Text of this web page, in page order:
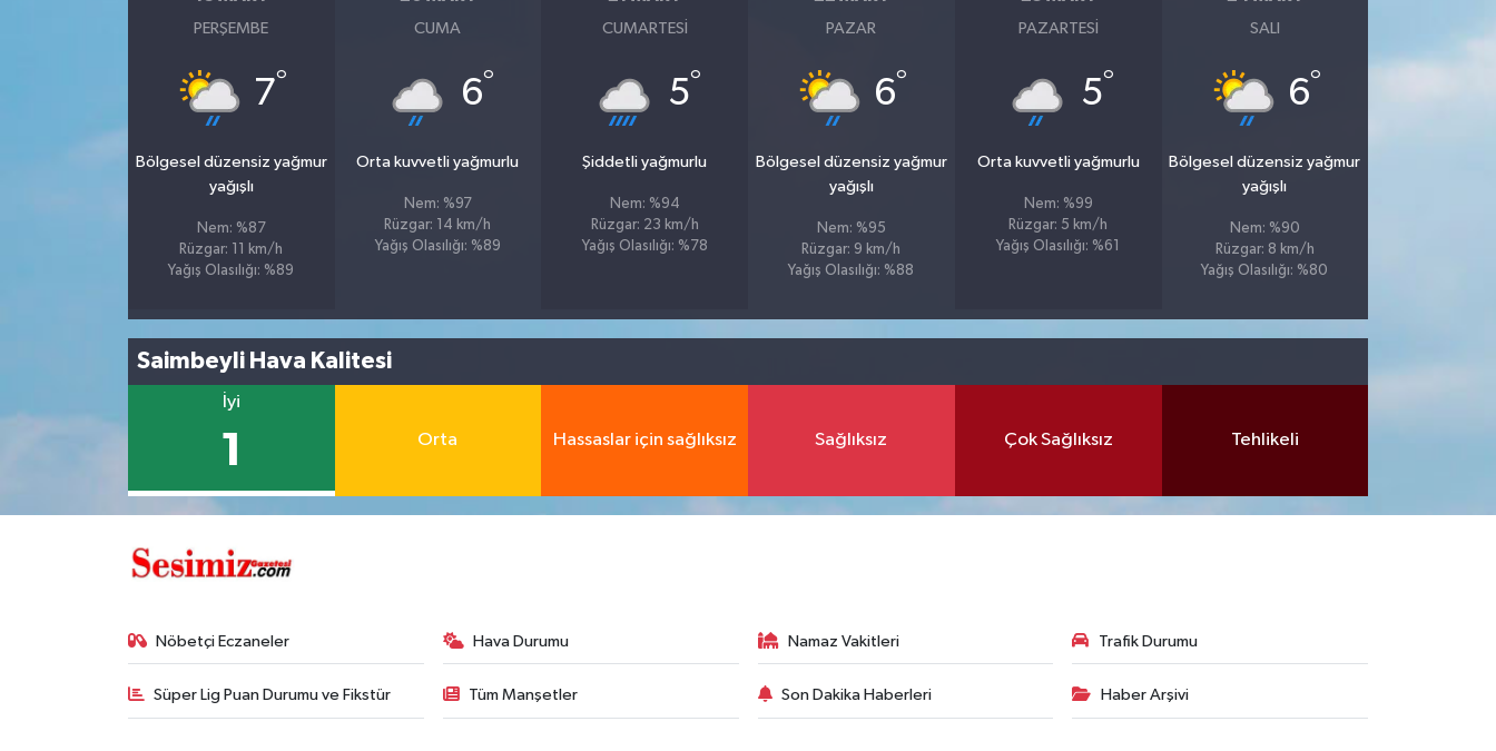
PERŞEMBE
7°
Bölgesel düzensiz yağmur
yağışlı
Nem: %87
Rüzgar: 11 km/h
Yağış Olasılığı: %89
CUMA
6°
Orta kuvvetli yağmurlu
Nem: %97
Rüzgar: 14 km/h
Yağış Olasılığı: %89
CUMARTESI
5°
Şiddetli yağmurlu
Nem: %94
Rüzgar: 23 km/h
Yağış Olasılığı: %78
PAZAR
6°
Bölgesel düzensiz yağmur
yağışlı
Nem: %95
Rüzgar: 9 km/h
Yağış Olasılığı: %88
PAZARTESI
5°
Orta kuvvetli yağmurlu
Nem: %99
Rüzgar: 5 km/h
Yağış Olasılığı: %61
SALI
6°
Bölgesel düzensiz yağmur
yağışlı
Nem: %90
Rüzgar: 8 km/h
Yağış Olasılığı: %80
Saimbeyli Hava Kalitesi
İyi
1 Orta Hassaslar için sağlıksız Sağlıksız Çok Sağlıksız Tehlikeli
Nöbetçi Eczaneler Hava Durumu Namaz Vakitleri Trafik Durumu
Süper Lig Puan Durumu ve Fikstür Tüm Manşetler Son Dakika Haberleri Haber Arşivi